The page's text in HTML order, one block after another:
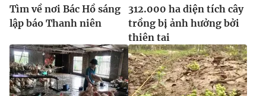
Tìm về nơi Bác Hồ sáng
lập báo Thanh niên
312.000 ha diện tích cây
trồng bị ảnh hưởng bởi
thiên tai